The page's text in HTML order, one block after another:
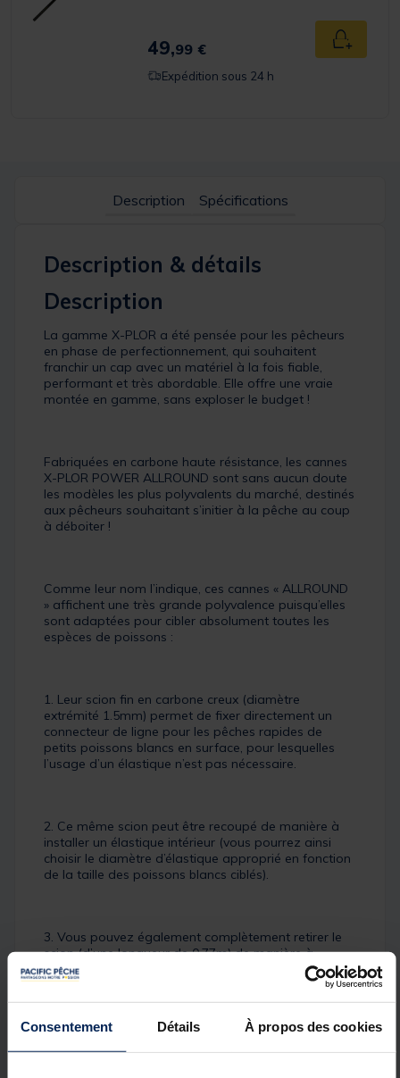
Consentement Détails À propos des cookies
49,99 € Ajouter
Expédition sous 24 h
Description Spécifications
Description & détails
Description
La gamme X-PLOR a été pensée pour les pêcheurs
en phase de perfectionnement, qui souhaitent
franchir un cap avec un matériel à la fois fiable,
performant et très abordable. Elle offre une vraie
montée en gamme, sans exploser le budget !
Fabriquées en carbone haute résistance, les cannes
X-PLOR POWER ALLROUND sont sans aucun doute
les modèles les plus polyvalents du marché, destinés
aux pêcheurs souhaitant s’initier à la pêche au coup
à déboiter !
Comme leur nom l’indique, ces cannes « ALLROUND
» affichent une très grande polyvalence puisqu’elles
sont adaptées pour cibler absolument toutes les
espèces de poissons :
1. Leur scion fin en carbone creux (diamètre
extrémité 1.5mm) permet de fixer directement un
connecteur de ligne pour les pêches rapides de
petits poissons blancs en surface, pour lesquelles
l’usage d’un élastique n’est pas nécessaire.
2. Ce même scion peut être recoupé de manière à
installer un élastique intérieur (vous pourrez ainsi
choisir le diamètre d’élastique approprié en fonction
de la taille des poissons blancs ciblés).
3. Vous pouvez également complètement retirer le
scion (d’une longueur de 0.77m) de manière à
installer un gros élastique directement sur le porte-
scion et ainsi vous attaquer aux carpes et autres
gros poissons. Dans cette configuration, la canne
XPLOR POWER ALLROUND dispose d’une énorme
réserve de puissance qui vous permettra de contrer
avec faciliter les rushs des plus gros poissons. Pour